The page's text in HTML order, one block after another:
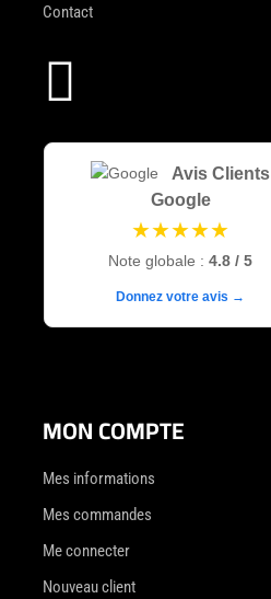
Contact

Avis Clients
Google
★★★★★
Note globale : 4.8 / 5
Donnez votre avis →
MON COMPTE
Mes informations
Mes commandes
Me connecter
Nouveau client